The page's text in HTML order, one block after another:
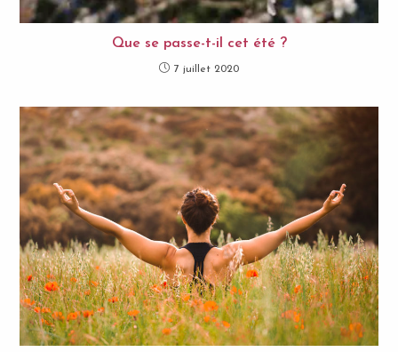
Que se passe-t-il cet été ?
7 juillet 2020